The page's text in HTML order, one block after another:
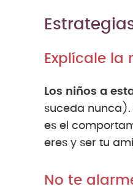
Explícale la
Los niños a
suceda nunca).
es el
eres y ser tu
No te